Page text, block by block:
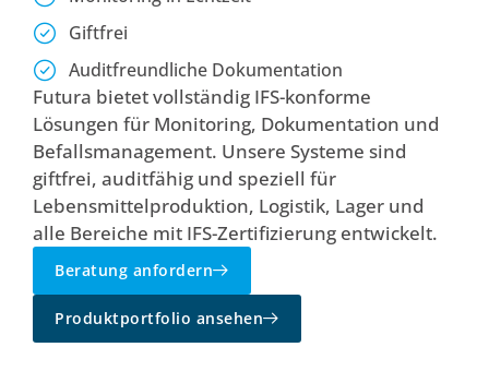
Giftfrei
Auditfreundliche Dokumentation
Futura bietet vollständig IFS-konforme
Lösungen für Monitoring, Dokumentation und
Befallsmanagement. Unsere Systeme sind
giftfrei, auditfähig und speziell für
Lebensmittelproduktion, Logistik, Lager und
alle Bereiche mit IFS-Zertifizierung entwickelt.
Beratung anfordern
Produktportfolio ansehen